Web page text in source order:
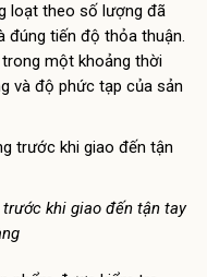
loạt theo số lượng đã
đúng tiến độ thỏa thuận.
một khoảng thời
và độ phức tạp của sản
khi giao đến tận tay